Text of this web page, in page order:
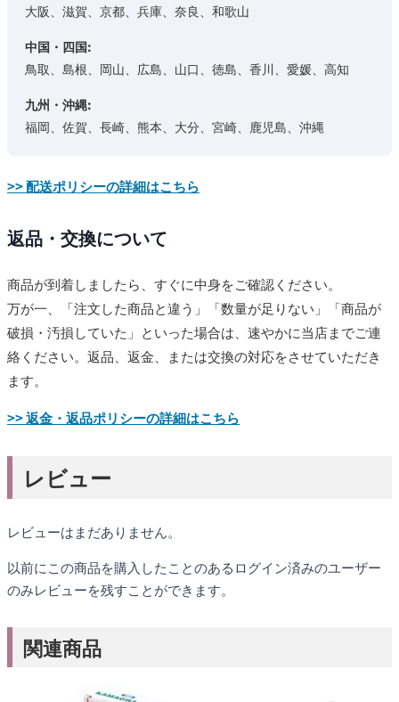
大阪、滋賀、京都、兵庫、奈良、和歌山
中国・四国:
鳥取、島根、岡山、広島、山口、徳島、香川、愛媛、高知
九州・沖縄:
福岡、佐賀、長崎、熊本、大分、宮崎、鹿児島、沖縄
>> 配送ポリシーの詳細はこちら
返品・交換について
商品が到着しましたら、すぐに中身をご確認ください。
万が一、「注文した商品と違う」「数量が足りない」「商品が
破損・汚損していた」といった場合は、速やかに当店までご連
絡ください。返品、返金、または交換の対応をさせていただき
ます。
>> 返金・返品ポリシーの詳細はこちら
レビュー
レビューはまだありません。
以前にこの商品を購入したことのあるログイン済みのユーザー
のみレビューを残すことができます。
関連商品